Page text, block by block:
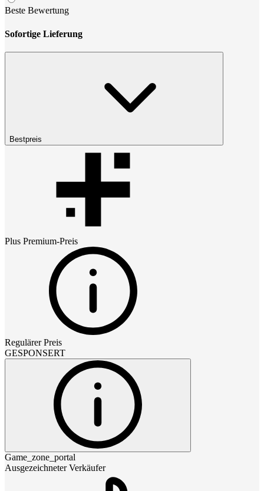
Beste Bewertung
Sofortige Lieferung
Bestpreis
Plus Premium-Preis
Regulärer Preis
GESPONSERT
Game_zone_portal
Ausgezeichneter Verkäufer